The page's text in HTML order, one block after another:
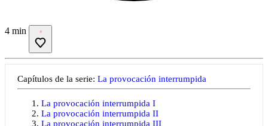
4 min
Capítulos de la serie: La provocación interrumpida
La provocación interrumpida I
La provocación interrumpida II
La provocación interrumpida III